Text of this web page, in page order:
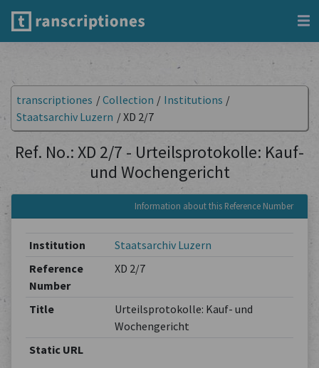
transcriptiones /Collection / Institutions /
Staatsarchiv Luzern /XD 2/7
Ref. No.: XD 2/7 - Urteilsprotokolle: Kauf-
und Wochengericht
Information about this Reference Number
Institution
Staatsarchiv Luzern
Reference
Number
XD 2/7
Title
Urteilsprotokolle: Kauf- und
Wochengericht
Static URL